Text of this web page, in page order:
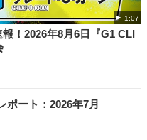
1:07
報！2026年8月6日『G1 CLI
ポート：2026年7月